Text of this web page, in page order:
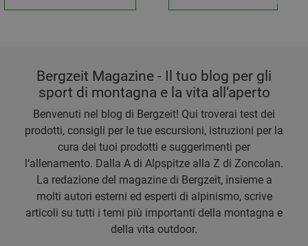
Bergzeit Magazine - Il tuo blog per gli
sport di montagna e la vita all‘aperto
Benvenuti nel blog di Bergzeit! Qui troverai test dei
prodotti, consigli per le tue escursioni, istruzioni per la
cura dei tuoi prodotti e suggerimenti per
l‘allenamento. Dalla A di Alpspitze alla Z di Zoncolan.
La redazione del magazine di Bergzeit, insieme a
molti autori esterni ed esperti di alpinismo, scrive
articoli su tutti i temi più importanti della montagna e
della vita outdoor.